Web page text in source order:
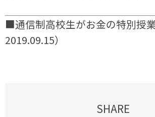
■通信制高校生がお金の特別授
2019.09.15）
SHARE